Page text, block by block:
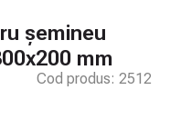
șemineu
mm
Cod produs: 2512